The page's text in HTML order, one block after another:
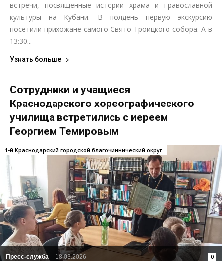
встречи, посвященные истории храма и православной
культуры на Кубани. В полдень первую экскурсию
посетили прихожане самого Свято-Троицкого собора. А в
13:30...
Узнать больше
Сотрудники и учащиеся
Краснодарского хореографического
училища встретились с иереем
Георгием Темировым
Пресс-служба - 18.03.2026 0
1-й Краснодарский городской благочиннический округ